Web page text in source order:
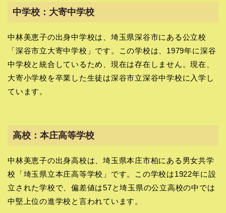
中学校：大寄中学校
中林美恵子の出身中学校は、埼玉県深谷市にある公立校
「深谷市立大寄中学校」です。この学校は、1979年に深谷
中学校と統合しているため、現在は存在しません。現在、
大寄小学校を卒業した生徒は深谷市立深谷中学校に入学し
ています。
高校：本庄高等学校
中林美恵子の出身高校は、埼玉県本庄市柏にある男女共学
校「埼玉県立本庄高等学校」です。この学校は1922年に設
立された学校で、偏差値は57と埼玉県の公立高校の中では
中堅上位の進学校と言われています。